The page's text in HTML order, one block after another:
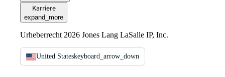
Karriere
expand_more
Urheberrecht 2026 Jones Lang LaSalle IP, Inc.
United Stateskeyboard_arrow_down